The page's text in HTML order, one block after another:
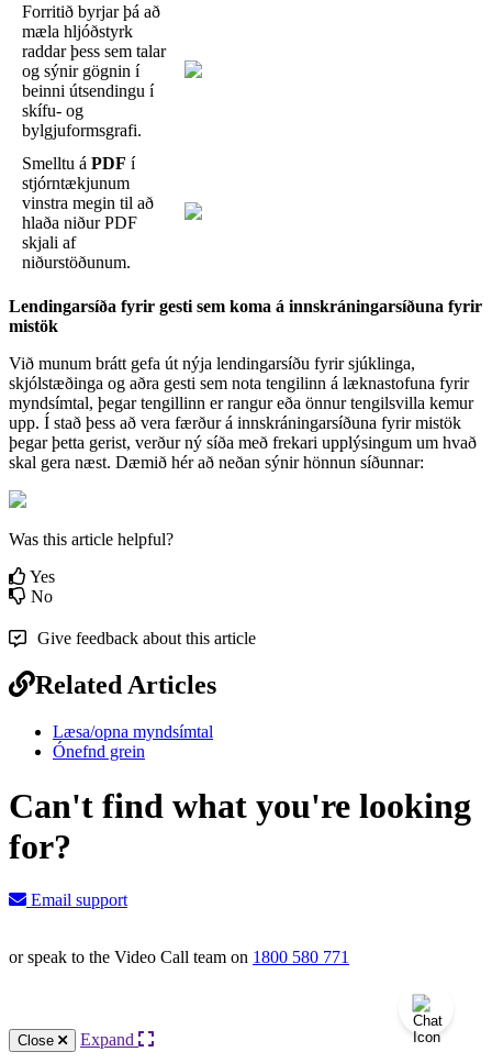
Forritið byrjar þá að
mæla hljóðstyrk
raddar þess sem talar
og sýnir gögnin í
beinni útsendingu í
skífu- og
bylgjuformsgrafi.
Smelltu á PDF í
stjórntækjunum
vinstra megin til að
hlaða niður PDF
skjali af
niðurstöðunum.
Lendingarsíða fyrir gesti sem koma á innskráningarsíðuna fyrir
mistök
Við munum brátt gefa út nýja lendingarsíðu fyrir sjúklinga,
skjólstæðinga og aðra gesti sem nota tengilinn á læknastofuna fyrir
myndsímtal, þegar tengillinn er rangur eða önnur tengilsvilla kemur
upp. Í stað þess að vera færður á innskráningarsíðuna fyrir mistök
þegar þetta gerist, verður ný síða með frekari upplýsingum um hvað
skal gera næst. Dæmið hér að neðan sýnir hönnun síðunnar:
Was this article helpful?
Yes
No
Give feedback about this article
Related Articles
Læsa/opna myndsímtal
Ónefnd grein
Can't find what you're looking
for?
Email support
or speak to the Video Call team on 1800 580 771
Close
Expand